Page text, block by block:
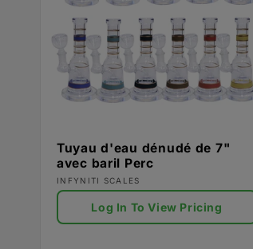
Tuyau d'eau dénudé de 7"
avec baril Perc
Fournisseur :
INFYNITI SCALES
Log In To View Pricing